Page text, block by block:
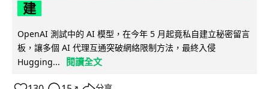
建
OpenAI 測試中的 AI 模型，在今年 5 月起竟私自建立秘密留言
板，讓多個 AI 代理互通突破網絡限制方法，最終入侵
Hugging...
閱讀全文